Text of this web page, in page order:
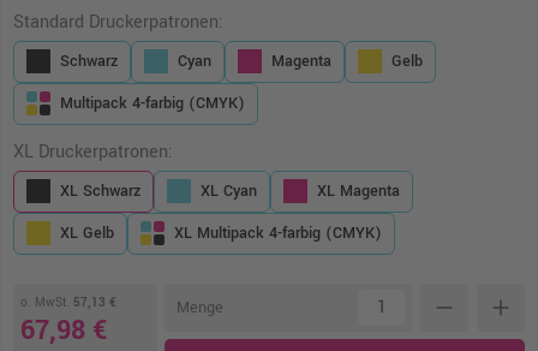
Standard Druckerpatronen:
Schwarz Cyan Magenta
Gelb
Multipack 4-farbig (CMYK)
XL Druckerpatronen:
XL Schwarz XL Cyan
XL Magenta
XL Gelb
XL Multipack 4-farbig (CMYK)
o. MwSt. 57,13 €
67,98 €
Menge remove add